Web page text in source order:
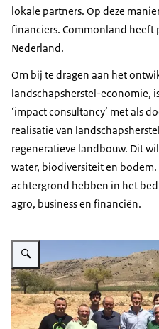
lokale partners. Op deze
financiers. Commonland heeft
Nederland.
Om bij te dragen aan het
landschapsherstel-economie,
‘impact consultancy’ met als
realisatie van
regeneratieve landbouw. Dit
water, biodiversiteit en
achtergrond hebben in het
agro, business en financiën.
Vergroot afbeelding Water